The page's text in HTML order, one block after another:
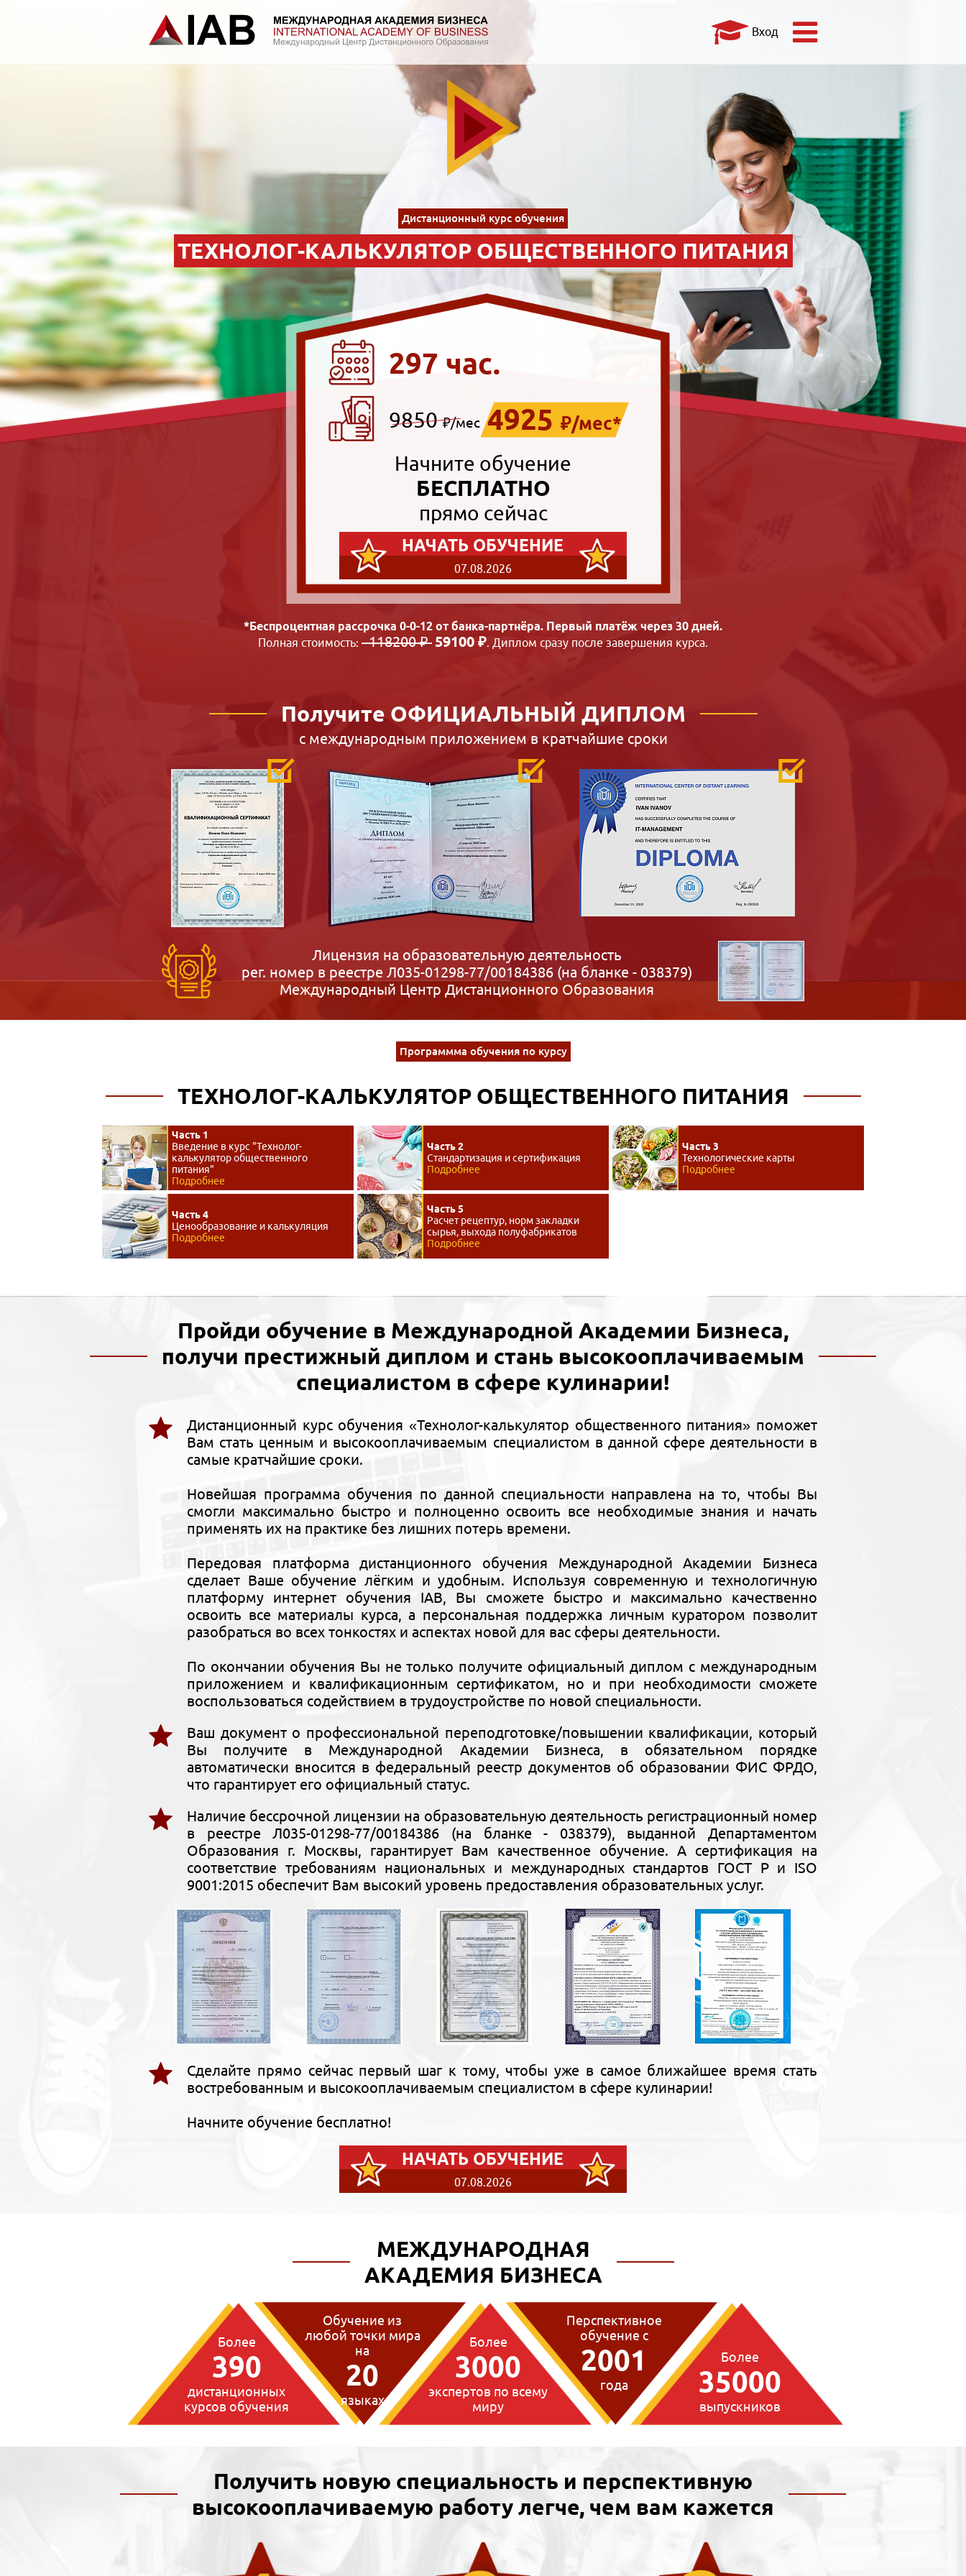
Вход
Дистанционный курс обучения
ТЕХНОЛОГ-КАЛЬКУЛЯТОР ОБЩЕСТВЕННОГО ПИТАНИЯ
297 час.
9850₽/мес 4925 ₽/мес*
Начните обучение
БЕСПЛАТНО
прямо сейчас
НАЧАТЬ ОБУЧЕНИЕ
07.08.2026
*Беспроцентная рассрочка 0-0-12 от банка-партнёра. Первый платёж через 30 дней.
Полная стоимость: 118200 ₽59100 ₽. Диплом сразу после завершения курса.
Получите ОФИЦИАЛЬНЫЙ ДИПЛОМ
с международным приложением в кратчайшие сроки
Лицензия на образовательную деятельность
рег. номер в реестре Л035-01298-77/00184386 (на бланке - 038379)
Международный Центр Дистанционного Образования
Программма обучения по курсу
ТЕХНОЛОГ-КАЛЬКУЛЯТОР ОБЩЕСТВЕННОГО ПИТАНИЯ
Часть 1
Введение в курс "Технолог-
калькулятор общественного
питания"
Подробнее
Часть 2
Стандартизация и сертификация
Подробнее
Часть 3
Технологические карты
Подробнее
Часть 4
Ценообразование и калькуляция
Подробнее
Часть 5
Расчет рецептур, норм закладки
сырья, выхода полуфабрикатов
Подробнее
Пройди обучение в Международной Академии Бизнеса,
получи престижный диплом и стань высокооплачиваемым
специалистом в сфере кулинарии!
Дистанционный курс обучения «Технолог-калькулятор общественного питания» поможет
Вам стать ценным и высокооплачиваемым специалистом в данной сфере деятельности в
самые кратчайшие сроки.
Новейшая программа обучения по данной специальности направлена на то, чтобы Вы
смогли максимально быстро и полноценно освоить все необходимые знания и начать
применять их на практике без лишних потерь времени.
Передовая платформа дистанционного обучения Международной Академии Бизнеса
сделает Ваше обучение лёгким и удобным. Используя современную и технологичную
платформу интернет обучения IAB, Вы сможете быстро и максимально качественно
освоить все материалы курса, а персональная поддержка личным куратором позволит
разобраться во всех тонкостях и аспектах новой для вас сферы деятельности.
По окончании обучения Вы не только получите официальный диплом с международным
приложением и квалификационным сертификатом, но и при необходимости сможете
воспользоваться содействием в трудоустройстве по новой специальности.
Ваш документ о профессиональной переподготовке/повышении квалификации, который
Вы получите в Международной Академии Бизнеса, в обязательном порядке
автоматически вносится в федеральный реестр документов об образовании ФИС ФРДО,
что гарантирует его официальный статус.
Наличие бессрочной лицензии на образовательную деятельность регистрационный номер
в реестре Л035-01298-77/00184386 (на бланке - 038379), выданной Департаментом
Образования г. Москвы, гарантирует Вам качественное обучение. А сертификация на
соответствие требованиям национальных и международных стандартов ГОСТ Р и ISO
9001:2015 обеспечит Вам высокий уровень предоставления образовательных услуг.
Сделайте прямо сейчас первый шаг к тому, чтобы уже в самое ближайшее время стать
востребованным и высокооплачиваемым специалистом в сфере кулинарии!
Начните обучение бесплатно!
НАЧАТЬ ОБУЧЕНИЕ
07.08.2026
МЕЖДУНАРОДНАЯ
АКАДЕМИЯ БИЗНЕСА
Более
390
дистанционных
курсов обучения
Обучение из
любой точки мира
на
20
языках
Более
3000
экспертов по всему
миру
Перспективное
обучение с
2001
года
Более
35000
выпускников
Получить новую специальность и перспективную
высокооплачиваемую работу легче, чем вам кажется